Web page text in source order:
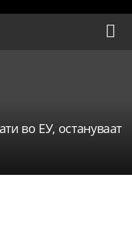
во ЕУ, остануваат